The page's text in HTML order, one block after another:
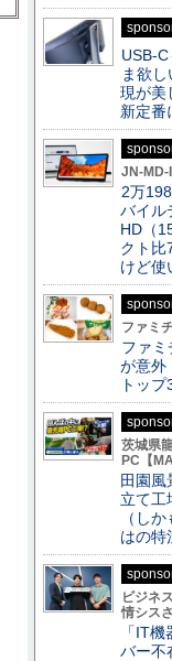
USB-
ま欲
現が美
新定番
JN-MD-
2万
バイル
HD（
クト比
けど使
ファミ
ファミ
が意外
トップ
茨城県
PC【
田園風
立て工
（し
はの特
ビジネ
情シス
「IT
バー不